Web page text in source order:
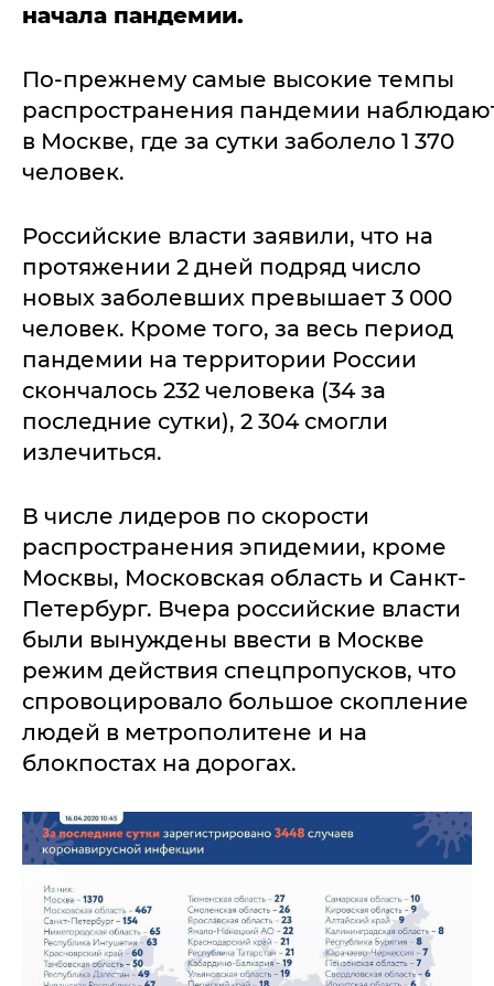
начала пандемии.
По-прежнему самые высокие темпы
распространения пандемии
в Москве, где за сутки заболело 1 370
человек.
Российские власти заявили, что на
протяжении 2 дней подряд число
новых заболевших превышает 3 000
человек. Кроме того, за весь период
пандемии на территории России
скончалось 232 человека (34 за
последние сутки), 2 304 смогли
излечиться.
В числе лидеров по скорости
распространения эпидемии, кроме
Москвы, Московская область и Санкт-
Петербург. Вчера российские власти
были вынуждены ввести в Москве
режим действия спецпропусков, что
спровоцировало большое скопление
людей в метрополитене и на
блокпостах на дорогах.